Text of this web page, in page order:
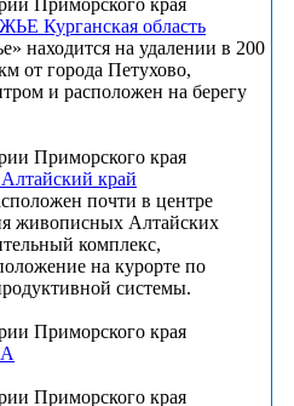
Курганская область
находится на удалении в 200
от города Петухово,
и расположен на берегу
край
почти в центре
живописных Алтайских
комплекс,
на курорте по
системы.